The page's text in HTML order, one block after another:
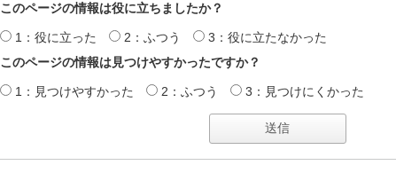
このページの情報は役に立ちましたか？
1：役に立った 2：ふつう
3：役に立たなかった
このページの情報は見つけやすかったですか？
1：見つけやすかった 2：ふつう 3：見つけにくかった